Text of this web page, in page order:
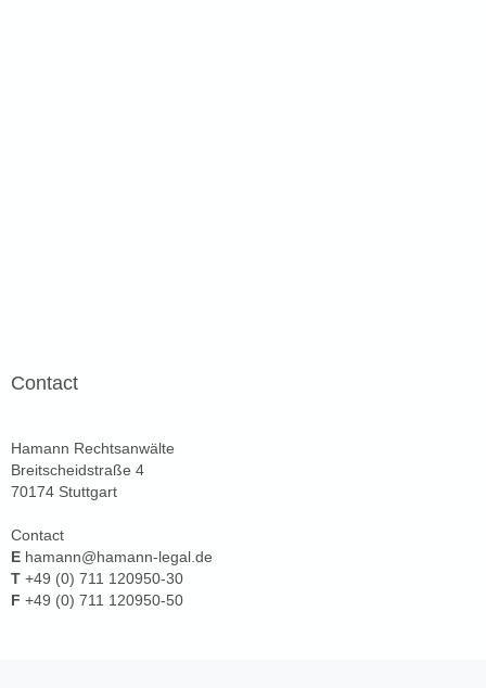
google maps für webseite
Contact
Hamann Rechtsanwälte
Breitscheidstraße 4
70174 Stuttgart
Contact
E hamann@hamann-legal.de
T +49 (0) 711 120950-30
F +49 (0) 711 120950-50